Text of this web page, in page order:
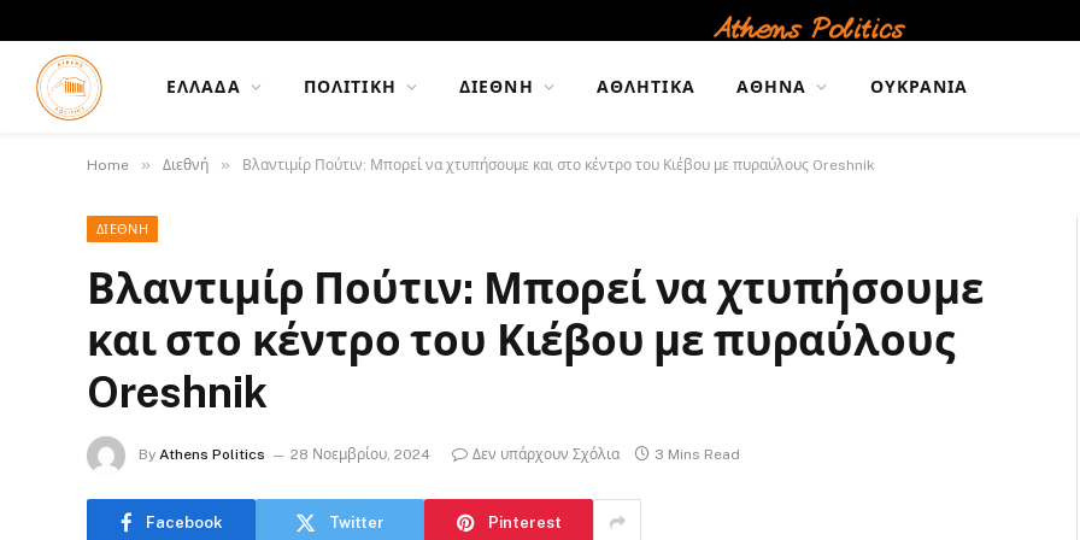
ΕΛΛΆΔΑ ΠΟΛΙΤΙΚΉ ΔΙΕΘΝΉ ΑΘΛΗΤΙΚΆ ΑΘΉΝΑ ΟΥΚΡΑΝΊΑ
Home » Διεθνή » Βλαντιμίρ Πούτιν: Μπορεί να χτυπήσουμε και στο κέντρο του Κιέβου με πυραύλους Oreshnik
ΔΙΕΘΝΉ
Βλαντιμίρ Πούτιν: Μπορεί να χτυπήσουμε
και στο κέντρο του Κιέβου με πυραύλους
Oreshnik
By Athens Politics 28 Νοεμβρίου, 2024 Δεν υπάρχουν Σχόλια 3 Mins Read
Facebook Twitter Pinterest